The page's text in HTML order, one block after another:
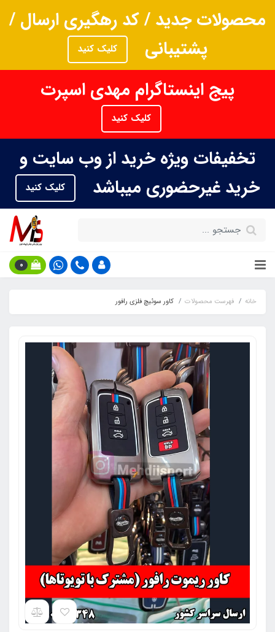
محصولات جدید / کد رهگیری ارسال /
پشتیبانی
کلیک کنید
پیج اینستاگرام مهدی اسپرت
کلیک کنید
تخفیفات ویژه خرید از وب سایت و
خرید غیرحضوری میباشد
کلیک کنید
0
خانه فهرست محصولات کاور سوئیچ فلزی رافور